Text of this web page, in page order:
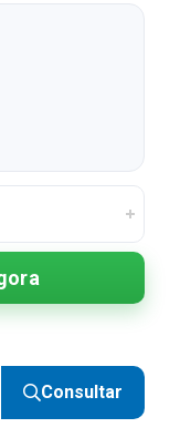
Consultar